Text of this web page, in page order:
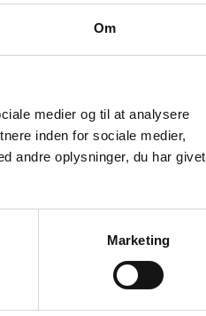
Om
medier og til at analysere
inden for sociale medier,
andre oplysninger, du har givet
Marketing